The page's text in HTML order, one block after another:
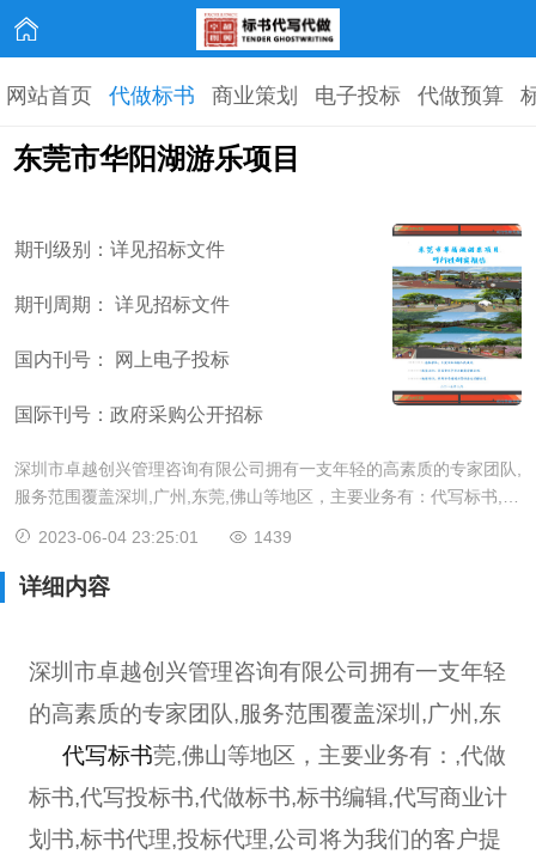
网站首页 代做标书 商业策划 电子投标 代做预算
东莞市华阳湖游乐项目
期刊级别：详见招标文件
期刊周期： 详见招标文件
国内刊号： 网上电子投标
国际刊号：政府采购公开招标
深圳市卓越创兴管理咨询有限公司拥有一支年轻的高素质的专家团队,
服务范围覆盖深圳,广州,东莞,佛山等地区，主要业务有：代写标书,代
2023-06-04 23:25:01 1439
详细内容
深圳市卓越创兴管理咨询有限公司拥有一支年轻
的高素质的专家团队,服务范围覆盖深圳,广州,东
莞,佛山等地区，主要业务有：
代写标书
,代做
标书,代写投标书,代做标书,标书编辑,代写商业计
划书,标书代理,投标代理,公司将为我们的客户提